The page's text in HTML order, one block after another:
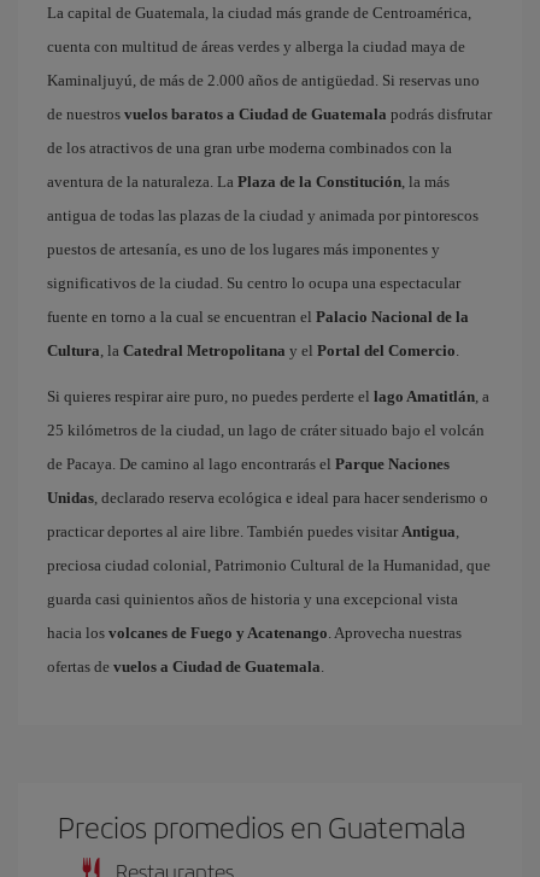
La capital de Guatemala, la ciudad más grande de Centroamérica,
cuenta con multitud de áreas verdes y alberga la ciudad maya de
Kaminaljuyú, de más de 2.000 años de antigüedad. Si reservas uno
de nuestros vuelos baratos a Ciudad de Guatemala podrás disfrutar
de los atractivos de una gran urbe moderna combinados con la
aventura de la naturaleza. La Plaza de la Constitución, la más
antigua de todas las plazas de la ciudad y animada por pintorescos
puestos de artesanía, es uno de los lugares más imponentes y
significativos de la ciudad. Su centro lo ocupa una espectacular
fuente en torno a la cual se encuentran el Palacio Nacional de la
Cultura, la Catedral Metropolitana y el Portal del Comercio.
Si quieres respirar aire puro, no puedes perderte el lago Amatitlán, a
25 kilómetros de la ciudad, un lago de cráter situado bajo el volcán
de Pacaya. De camino al lago encontrarás el Parque Naciones
Unidas, declarado reserva ecológica e ideal para hacer senderismo o
practicar deportes al aire libre. También puedes visitar Antigua,
preciosa ciudad colonial, Patrimonio Cultural de la Humanidad, que
guarda casi quinientos años de historia y una excepcional vista
hacia los volcanes de Fuego y Acatenango. Aprovecha nuestras
ofertas de vuelos a Ciudad de Guatemala.
Precios promedios en Guatemala
Restaurantes